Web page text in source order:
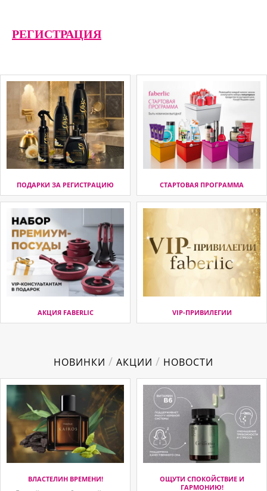
РЕГИСТРАЦИЯ
ПОДАРКИ ЗА РЕГИСТРАЦИЮ СТАРТОВАЯ ПРОГРАММА
АКЦИЯ FABERLIC VIP-ПРИВИЛЕГИИ
НОВИНКИ / АКЦИИ / НОВОСТИ
ВЛАСТЕЛИН ВРЕМЕНИ!
ОЩУТИ СПОКОЙСТВИЕ И
ГАРМОНИЮ!